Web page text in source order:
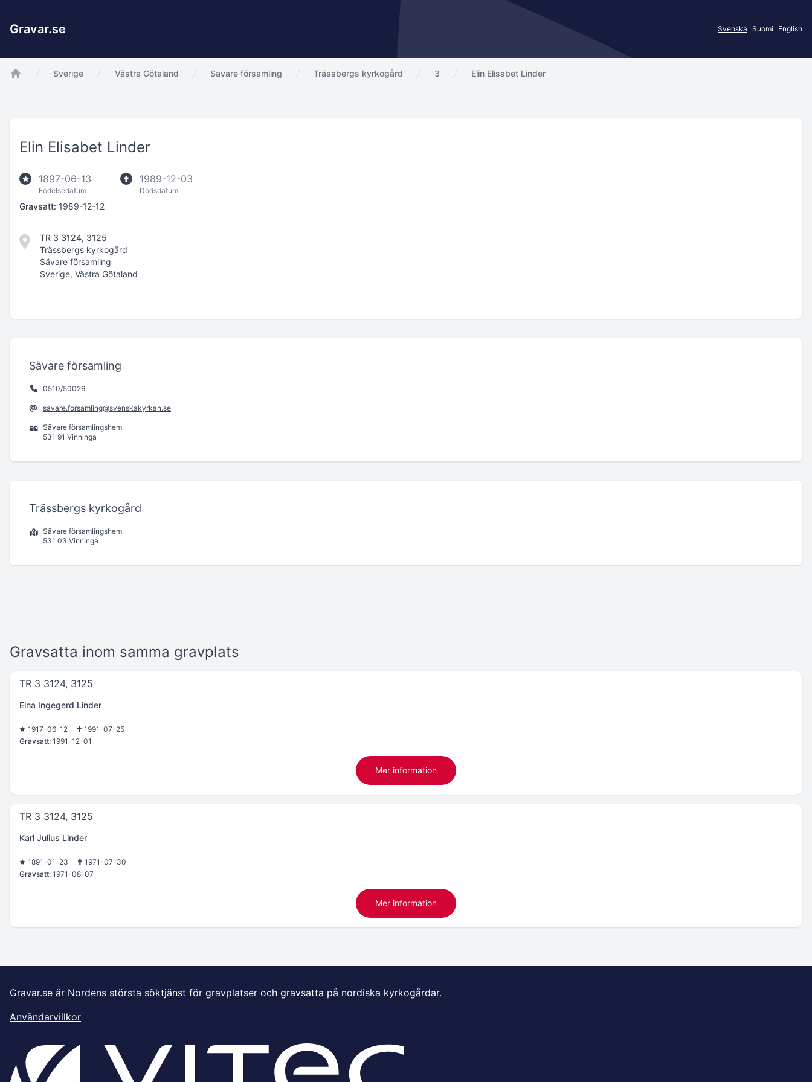
Gravar.se Svenska Suomi English
Sverige Västra Götaland Sävare församling Trässbergs kyrkogård 3 Elin Elisabet Linder
Elin Elisabet Linder
1897-06-13
Födelsedatum
1989-12-03
Dödsdatum
Gravsatt: 1989-12-12
TR 3 3124, 3125
Trässbergs kyrkogård
Sävare församling
Sverige, Västra Götaland
Sävare församling
0510/50026
savare.forsamling@svenskakyrkan.se
Sävare församlingshem
531 91 Vinninga
Trässbergs kyrkogård
Sävare församlingshem
531 03 Vinninga
Gravsatta inom samma gravplats
TR 3 3124, 3125
Elna Ingegerd Linder
1917-06-12
1991-07-25
Gravsatt: 1991-12-01
Mer information
TR 3 3124, 3125
Karl Julius Linder
1891-01-23
1971-07-30
Gravsatt: 1971-08-07
Mer information
Gravar.se är Nordens största söktjänst för gravplatser och gravsatta på nordiska kyrkogårdar.
Användarvillkor